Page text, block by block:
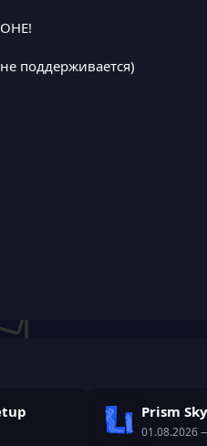
поддерживается)
Prism
01.08.2026